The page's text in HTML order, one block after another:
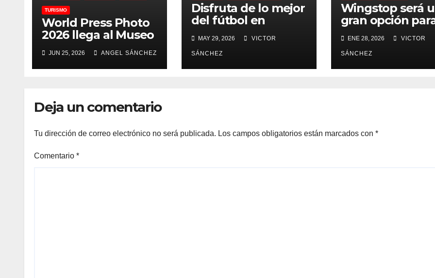
TURISMO
World Press Photo
2026 llega al Museo
JUN 25, 2026 ANGEL SÁNCHEZ
Disfruta de lo mejor
del fútbol en
MAY 29, 2026 VICTOR
SÁNCHEZ
Wingstop será
gran opción
ENE 28, 2026 VICTOR
SÁNCHEZ
Deja un comentario
Tu dirección de correo electrónico no será publicada. Los campos obligatorios están marcados con *
Comentario *